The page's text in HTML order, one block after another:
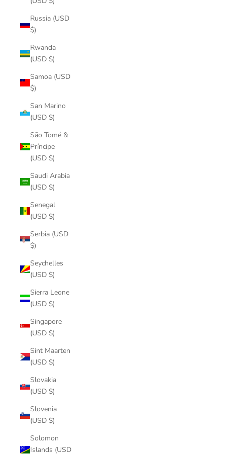
Russia (USD
$)
Rwanda
(USD $)
Samoa (USD
$)
San Marino
(USD $)
São Tomé &
Príncipe
(USD $)
Saudi Arabia
(USD $)
Senegal
(USD $)
Serbia (USD
$)
Seychelles
(USD $)
Sierra Leone
(USD $)
Singapore
(USD $)
Sint Maarten
(USD $)
Slovakia
(USD $)
Slovenia
(USD $)
Solomon
Islands (USD